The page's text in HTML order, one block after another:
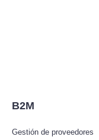
B2M
Gestión de proveedores